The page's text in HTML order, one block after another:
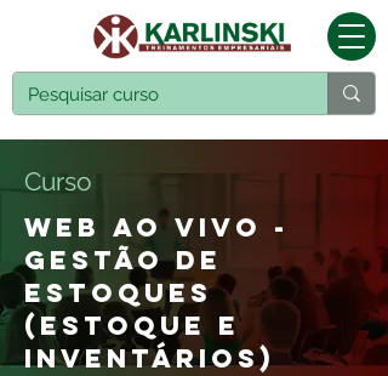
Curso
WEB AO VIVO -
GESTÃO DE
ESTOQUES
(ESTOQUE E
INVENTÁRIOS)